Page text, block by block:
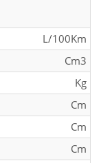
L/100Km
Cm3
Kg
Cm
Cm
Cm